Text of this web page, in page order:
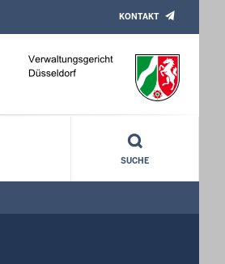
KONTAKT
SUCHE